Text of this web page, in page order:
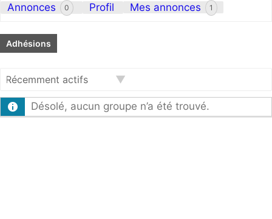
Annonces 0 Profil Mes annonces 1
Adhésions
par:
Désolé, aucun groupe n’a été trouvé.